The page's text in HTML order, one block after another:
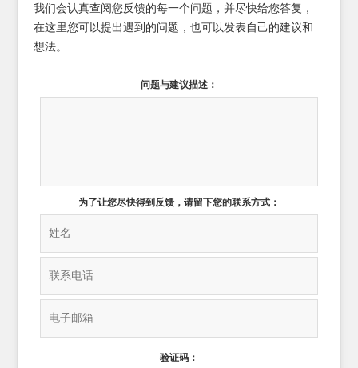
我们会认真查阅您反馈的每一个问题，并尽快给您答复，
在这里您可以提出遇到的问题，也可以发表自己的建议和
想法。
问题与建议描述：
为了让您尽快得到反馈，请留下您的联系方式：
验证码：